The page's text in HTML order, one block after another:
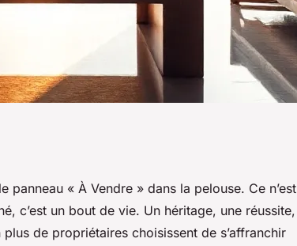
sans
panneau « À Vendre » dans la pelouse. Ce n’est
c’est un bout de vie. Un héritage, une réussite,
de propriétaires choisissent de s’affranchir